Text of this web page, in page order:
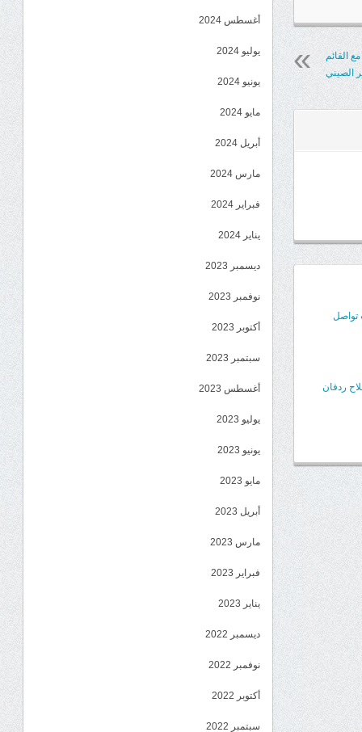
القائم
الصيني
تواصل
ردفان
أغسطس 2024
يوليو 2024
يونيو 2024
مايو 2024
أبريل 2024
مارس 2024
فبراير 2024
يناير 2024
ديسمبر 2023
نوفمبر 2023
أكتوبر 2023
سبتمبر 2023
أغسطس 2023
يوليو 2023
يونيو 2023
مايو 2023
أبريل 2023
مارس 2023
فبراير 2023
يناير 2023
ديسمبر 2022
نوفمبر 2022
أكتوبر 2022
سبتمبر 2022